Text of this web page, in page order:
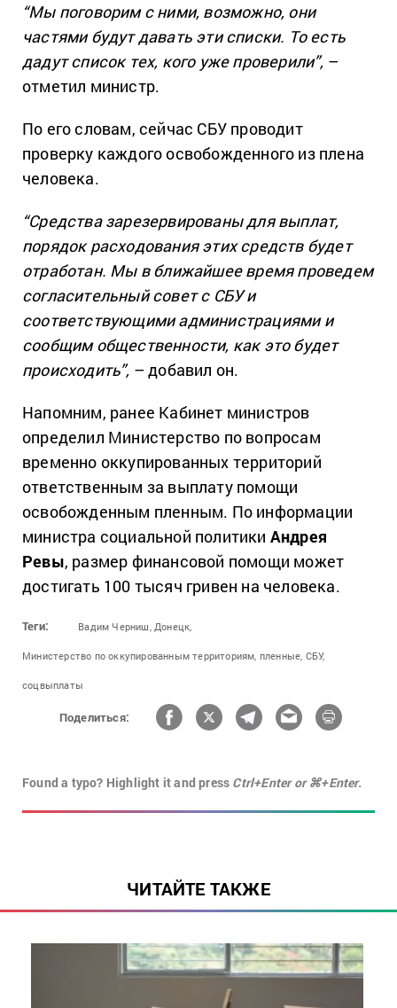
“Мы поговорим с ними, возможно, они
частями будут давать эти списки. То есть
дадут список тех, кого уже проверили”, –
отметил министр.
По его словам, сейчас СБУ проводит
проверку каждого освобожденного из плена
человека.
“Средства зарезервированы для выплат,
порядок расходования этих средств будет
отработан. Мы в ближайшее время проведем
согласительный совет с СБУ и
соответствующими администрациями и
сообщим общественности, как это будет
происходить”, – добавил он.
Напомним, ранее Кабинет министров
определил Министерство по вопросам
временно оккупированных территорий
ответственным за выплату помощи
освобожденным пленным. По информации
министра социальной политики Андрея
Ревы, размер финансовой помощи может
достигать 100 тысяч гривен на человека.
Теги: Вадим Черниш, Донецк,
Министерство по оккупированным территориям, пленные, СБУ,
соцвыплаты
Поделиться:
Found a typo? Highlight it and press Ctrl+Enter or ⌘+Enter.
ЧИТАЙТЕ ТАКЖЕ